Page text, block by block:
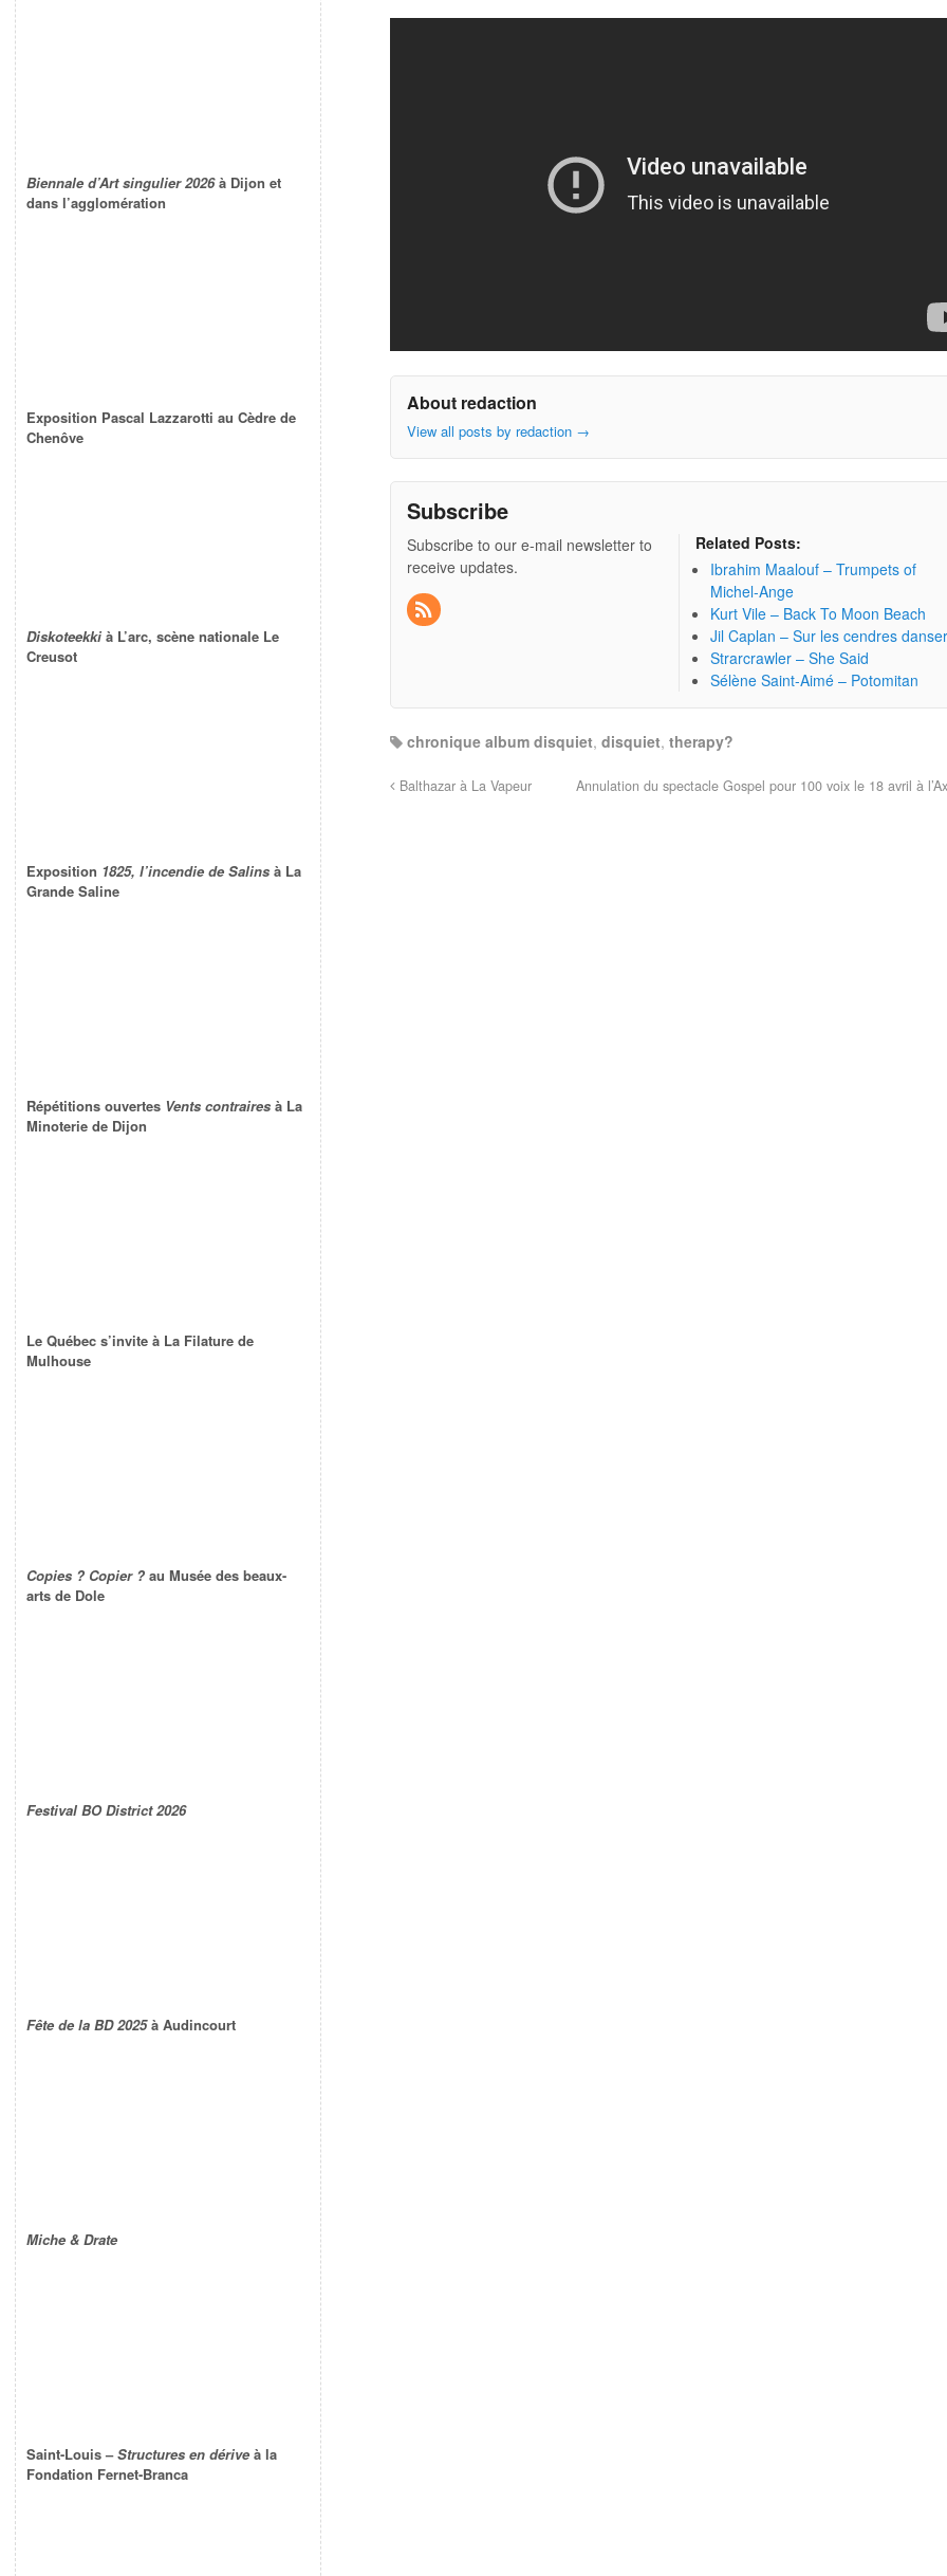
About redaction
View all posts by redaction →
Subscribe
Subscribe to our e-mail newsletter to
receive updates.
Related Posts:
Ibrahim Maalouf – Trumpets of
Michel-Ange
Kurt Vile – Back To Moon Beach
Jil Caplan – Sur les cendres danser
Strarcrawler – She Said
Sélène Saint-Aimé – Potomitan
chronique album disquiet,disquiet,therapy?
Balthazar à La Vapeur Annulation du spectacle Gospel pour 100 voix le 18 avril à
Biennale d’Art singulier 2026à Dijon et
dans l’agglomération
Exposition Pascal Lazzarotti au Cèdre de
Chenôve
Diskoteekki à L’arc, scène nationale Le
Creusot
Exposition 1825, l’incendie de Salins à La
Grande Saline
Répétitions ouvertes Vents contraires à La
Minoterie de Dijon
Le Québec s’invite à La Filature de
Mulhouse
Copies ? Copier ? au Musée des beaux-
arts de Dole
Festival BO District 2026
Fête de la BD 2025à Audincourt
Miche & Drate
Saint-Louis –Structures en dérive à la
Fondation Fernet-Branca